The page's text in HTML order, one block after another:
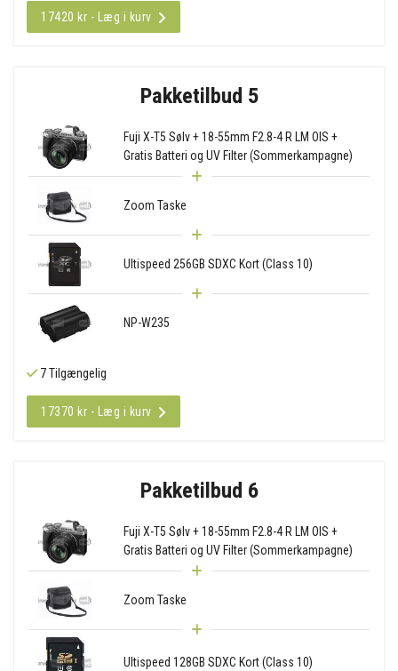
17420 kr - Læg i kurv
Pakketilbud 5
Fuji X-T5 Sølv + 18-55mm F2.8-4 R LM OIS +
Gratis Batteri og UV Filter (Sommerkampagne)
Zoom Taske
Ultispeed 256GB SDXC Kort (Class 10)
NP-W235
7 Tilgængelig
17370 kr - Læg i kurv
Pakketilbud 6
Fuji X-T5 Sølv + 18-55mm F2.8-4 R LM OIS +
Gratis Batteri og UV Filter (Sommerkampagne)
Zoom Taske
Ultispeed 128GB SDXC Kort (Class 10)